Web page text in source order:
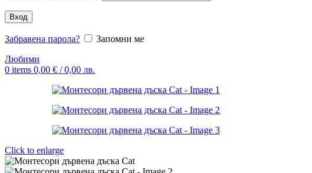
Вход
Забравена парола?
Запомни ме
Любими
0 items 0,00 € / 0,00 лв.
Click to enlarge